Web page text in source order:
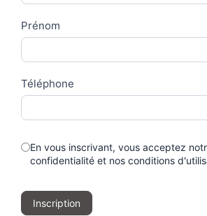
Prénom
Téléphone
En vous inscrivant, vous acceptez
confidentialité et nos conditions
Inscription